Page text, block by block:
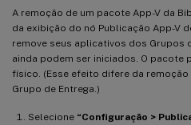
A remoção de um pacote App-V da
da exibição do nó Publicação App-V
remove seus aplicativos dos Grupos
ainda podem ser iniciados. O pacote
físico. (Esse efeito difere da remoção
Grupo de Entrega.)
Selecione “Configuração >